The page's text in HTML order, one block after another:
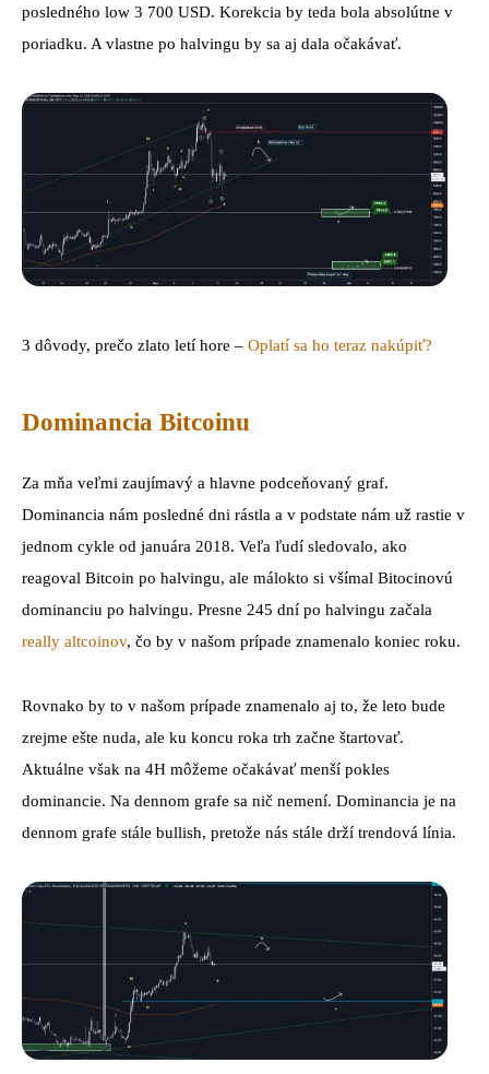
posledného low 3 700 USD. Korekcia by teda bola absolútne v
poriadku. A vlastne po halvingu by sa aj dala očakávať.
3 dôvody, prečo zlato letí hore – Oplatí sa ho teraz nakúpiť?
Dominancia Bitcoinu
Za mňa veľmi zaujímavý a hlavne podceňovaný graf.
Dominancia nám posledné dni rástla a v podstate nám už rastie v
jednom cykle od januára 2018. Veľa ľudí sledovalo, ako
reagoval Bitcoin po halvingu, ale málokto si všímal Bitocinovú
dominanciu po halvingu. Presne 245 dní po halvingu začala
really altcoinov, čo by v našom prípade znamenalo koniec roku.
Rovnako by to v našom prípade znamenalo aj to, že leto bude
zrejme ešte nuda, ale ku koncu roka trh začne štartovať.
Aktuálne však na 4H môžeme očakávať menší pokles
dominancie. Na dennom grafe sa nič nemení. Dominancia je na
dennom grafe stále bullish, pretože nás stále drží trendová línia.